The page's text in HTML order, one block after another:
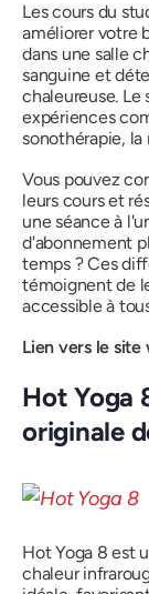
Les cours du
améliorer votre
dans une salle
sanguine et
chaleureuse. Le
expériences
sonothérapie,
Vous pouvez
leurs cours et
une séance à
d'abonnement
temps ? Ces
témoignent de
accessible à
Lien vers le site
Hot Yoga
originale
Hot Yoga 8 est
chaleur